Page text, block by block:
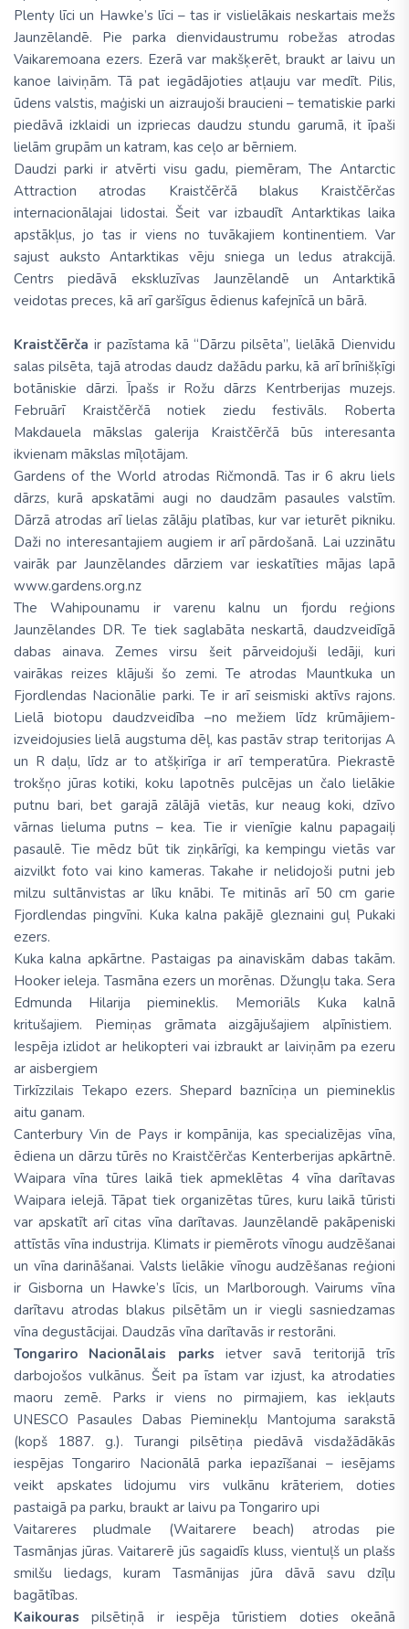
Plenty līci un Hawke’s līci – tas ir vislielākais neskartais mežs
Jaunzēlandē. Pie parka dienvidaustrumu robežas atrodas
Vaikaremoana ezers. Ezerā var makšķerēt, braukt ar laivu un
kanoe laiviņām. Tā pat iegādājoties atļauju var medīt. Pilis,
ūdens valstis, maģiski un aizraujoši braucieni – tematiskie parki
piedāvā izklaidi un izpriecas daudzu stundu garumā, it īpaši
lielām grupām un katram, kas ceļo ar bērniem.
Daudzi parki ir atvērti visu gadu, piemēram, The Antarctic
Attraction atrodas Kraistčērčā blakus Kraistčērčas
internacionālajai lidostai. Šeit var izbaudīt Antarktikas laika
apstākļus, jo tas ir viens no tuvākajiem kontinentiem. Var
sajust auksto Antarktikas vēju sniega un ledus atrakcijā.
Centrs piedāvā ekskluzīvas Jaunzēlandē un Antarktikā
veidotas preces, kā arī garšīgus ēdienus kafejnīcā un bārā.
Kraistčērča ir pazīstama kā “Dārzu pilsēta”, lielākā Dienvidu
salas pilsēta, tajā atrodas daudz dažādu parku, kā arī brīnišķīgi
botāniskie dārzi. Īpašs ir Rožu dārzs Kentrberijas muzejs.
Februārī Kraistčērčā notiek ziedu festivāls. Roberta
Makdauela mākslas galerija Kraistčērčā būs interesanta
ikvienam mākslas mīļotājam.
Gardens of the World atrodas Ričmondā. Tas ir 6 akru liels
dārzs, kurā apskatāmi augi no daudzām pasaules valstīm.
Dārzā atrodas arī lielas zālāju platības, kur var ieturēt pikniku.
Daži no interesantajiem augiem ir arī pārdošanā. Lai uzzinātu
vairāk par Jaunzēlandes dārziem var ieskatīties mājas lapā
www.gardens.org.nz
The Wahipounamu ir varenu kalnu un fjordu reģions
Jaunzēlandes DR. Te tiek saglabāta neskartā, daudzveidīgā
dabas ainava. Zemes virsu šeit pārveidojuši ledāji, kuri
vairākas reizes klājuši šo zemi. Te atrodas Mauntkuka un
Fjordlendas Nacionālie parki. Te ir arī seismiski aktīvs rajons.
Lielā biotopu daudzveidība –no mežiem līdz krūmājiem-
izveidojusies lielā augstuma dēļ, kas pastāv strap teritorijas A
un R daļu, līdz ar to atšķirīga ir arī temperatūra. Piekrastē
trokšņo jūras kotiki, koku lapotnēs pulcējas un čalo lielākie
putnu bari, bet garajā zālājā vietās, kur neaug koki, dzīvo
vārnas lieluma putns – kea. Tie ir vienīgie kalnu papagaiļi
pasaulē. Tie mēdz būt tik ziņkārīgi, ka kempingu vietās var
aizvilkt foto vai kino kameras. Takahe ir nelidojoši putni jeb
milzu sultānvistas ar līku knābi. Te mitinās arī 50 cm garie
Fjordlendas pingvīni. Kuka kalna pakājē gleznaini guļ Pukaki
ezers.
Kuka kalna apkārtne. Pastaigas pa ainaviskām dabas takām.
Hooker ieleja. Tasmāna ezers un morēnas. Džungļu taka. Sera
Edmunda Hilarija piemineklis. Memoriāls Kuka kalnā
kritušajiem. Piemiņas grāmata aizgājušajiem alpīnistiem.
Iespēja izlidot ar helikopteri vai izbraukt ar laiviņām pa ezeru
ar aisbergiem
Tirkīzzilais Tekapo ezers. Shepard baznīciņa un piemineklis
aitu ganam.
Canterbury Vin de Pays ir kompānija, kas specializējas vīna,
ēdiena un dārzu tūrēs no Kraistčērčas Kenterberijas apkārtnē.
Waipara vīna tūres laikā tiek apmeklētas 4 vīna darītavas
Waipara ielejā. Tāpat tiek organizētas tūres, kuru laikā tūristi
var apskatīt arī citas vīna darītavas. Jaunzēlandē pakāpeniski
attīstās vīna industrija. Klimats ir piemērots vīnogu audzēšanai
un vīna darināšanai. Valsts lielākie vīnogu audzēšanas reģioni
ir Gisborna un Hawke’s līcis, un Marlborough. Vairums vīna
darītavu atrodas blakus pilsētām un ir viegli sasniedzamas
vīna degustācijai. Daudzās vīna darītavās ir restorāni.
Tongariro Nacionālais parks ietver savā teritorijā trīs
darbojošos vulkānus. Šeit pa īstam var izjust, ka atrodaties
maoru zemē. Parks ir viens no pirmajiem, kas iekļauts
UNESCO Pasaules Dabas Pieminekļu Mantojuma sarakstā
(kopš 1887. g.). Turangi pilsētiņa piedāvā visdažādākās
iespējas Tongariro Nacionālā parka iepazīšanai – iesējams
veikt apskates lidojumu virs vulkānu krāteriem, doties
pastaigā pa parku, braukt ar laivu pa Tongariro upi
Vaitareres pludmale (Waitarere beach) atrodas pie
Tasmānjas jūras. Vaitarerē jūs sagaidīs kluss, vientuļš un plašs
smilšu liedags, kuram Tasmānijas jūra dāvā savu dzīļu
bagātības.
Kaikouras pilsētiņā ir iespēja tūristiem doties okeānā